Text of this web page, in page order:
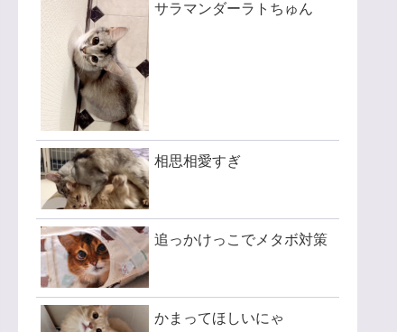
サラマンダーラトちゅん
相思相愛すぎ
追っかけっこでメタボ対策
かまってほしいにゃ